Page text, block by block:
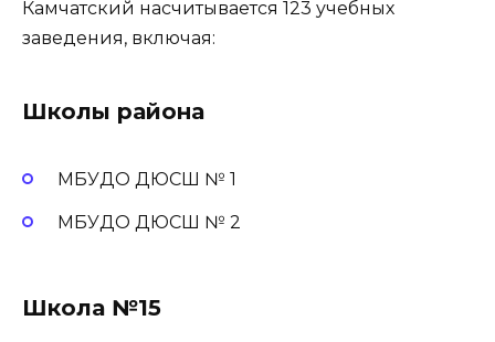
Камчатский насчитывается 123 учебных
заведения, включая:
Школы района
МБУДО ДЮСШ № 1
МБУДО ДЮСШ № 2
Школа №15